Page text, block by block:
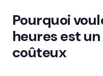
Pourquoi
heures est
coûteux